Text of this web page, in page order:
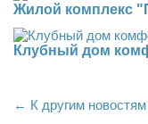
Жилой комплекс
Клубный дом
← К другим новостям